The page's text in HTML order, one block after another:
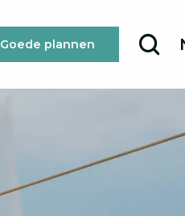
Goede plannen